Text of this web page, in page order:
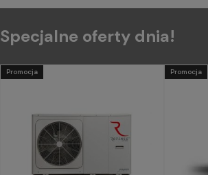
Specjalne oferty dnia!
Promocja Promocja